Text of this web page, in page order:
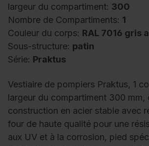
largeur du compartiment: 300
Nombre de Compartiments: 1
Couleur du corps: RAL 7016 gris
Sous-structure: patin
Série: Praktus
Vestiaire de pompiers Praktus, 1
largeur du compartiment 300 mm,
construction en acier stable avec
four de haute qualité pour une
aux UV et à la corrosion, pied